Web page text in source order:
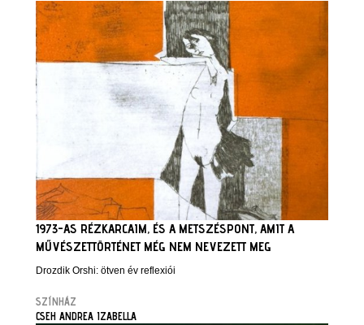
1973-AS RÉZKARCAIM, ÉS A METSZÉSPONT, AMIT A
MŰVÉSZETTÖRTÉNET MÉG NEM NEVEZETT MEG
Drozdik Orshi: ötven év reflexiói
SZÍNHÁZ
CSEH ANDREA IZABELLA